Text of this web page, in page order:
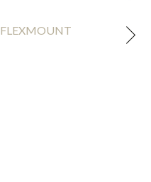
FLEXMOUNT